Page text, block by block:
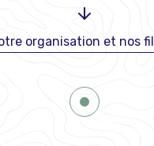
organisation et nos